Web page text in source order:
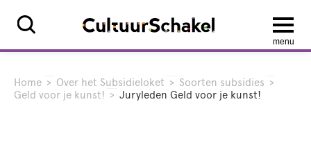
menu
Home > Over het Subsidieloket > Soorten subsidies >
Geld voor je kunst! > Juryleden Geld voor je kunst!